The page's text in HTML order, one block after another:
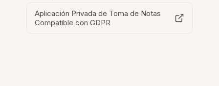
Aplicación Privada de Toma de Notas
Compatible con GDPR